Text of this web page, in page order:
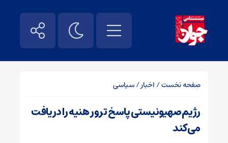
صفحه نخست/ اخبار/سیاسی
رژیم‌صهیونیستی پاسخ ترور هنیه را دریافت
می‌کند